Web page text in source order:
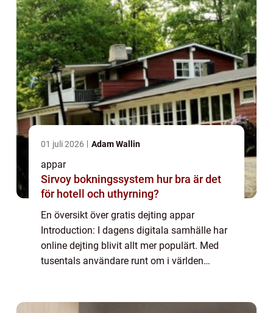
01 juli 2026 Adam Wallin
appar
Sirvoy bokningssystem hur bra är det
för hotell och uthyrning?
En översikt över gratis dejting appar
Introduction: I dagens digitala samhälle har
online dejting blivit allt mer populärt. Med
tusentals användare runt om i världen